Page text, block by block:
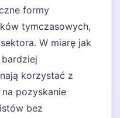
formy
tymczasowych,
W miarę jak
korzystać z
na pozyskanie
bez